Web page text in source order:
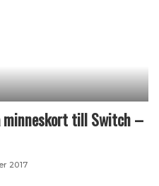
minneskort till Switch –
2017